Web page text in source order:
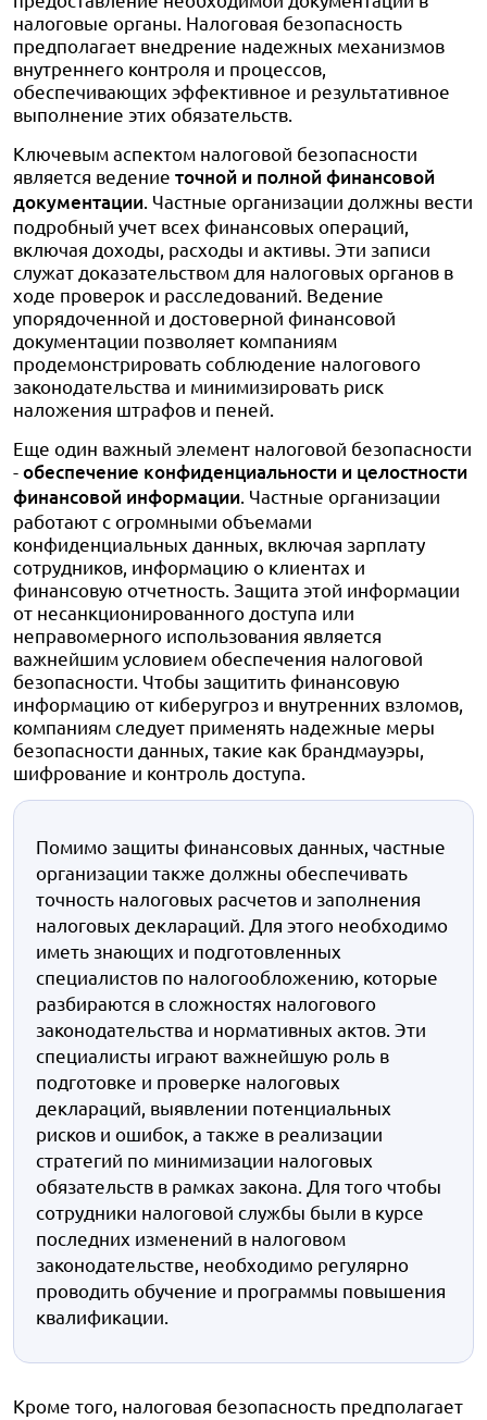
налоговые органы. Налоговая безопасность
предполагает внедрение надежных механизмов
внутреннего контроля и процессов,
обеспечивающих эффективное и результативное
выполнение этих обязательств.
Ключевым аспектом налоговой безопасности
является ведение точной и полной финансовой
документации . Частные организации должны вести
подробный учет всех финансовых операций,
включая доходы, расходы и активы. Эти записи
служат доказательством для налоговых органов в
ходе проверок и расследований. Ведение
упорядоченной и достоверной финансовой
документации позволяет компаниям
продемонстрировать соблюдение налогового
законодательства и минимизировать риск
наложения штрафов и пеней.
Еще один важный элемент налоговой безопасности
-обеспечение конфиденциальности и целостности
финансовой информации . Частные организации
работают с огромными объемами
конфиденциальных данных, включая зарплату
сотрудников, информацию о клиентах и
финансовую отчетность. Защита этой информации
от несанкционированного доступа или
неправомерного использования является
важнейшим условием обеспечения налоговой
безопасности. Чтобы защитить финансовую
информацию от киберугроз и внутренних взломов,
компаниям следует применять надежные меры
безопасности данных, такие как брандмауэры,
шифрование и контроль доступа.
Помимо защиты финансовых данных, частные
организации также должны обеспечивать
точность налоговых расчетов и заполнения
налоговых деклараций. Для этого необходимо
иметь знающих и подготовленных
специалистов по налогообложению, которые
разбираются в сложностях налогового
законодательства и нормативных актов. Эти
специалисты играют важнейшую роль в
подготовке и проверке налоговых
деклараций, выявлении потенциальных
рисков и ошибок, а также в реализации
стратегий по минимизации налоговых
обязательств в рамках закона. Для того чтобы
сотрудники налоговой службы были в курсе
последних изменений в налоговом
законодательстве, необходимо регулярно
проводить обучение и программы повышения
квалификации.
Кроме того, налоговая безопасность предполагает